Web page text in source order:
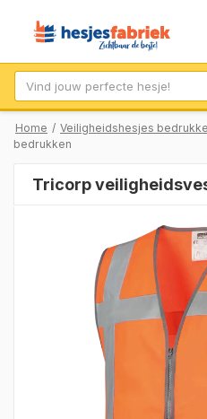
Zoek
Home / Veiligheidshesjes
bedrukken
Tricorp